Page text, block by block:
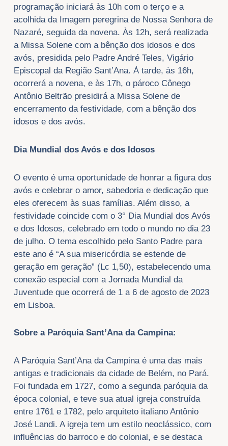
programação iniciará às 10h com o terço e a
acolhida da Imagem peregrina de Nossa Senhora de
Nazaré, seguida da novena. Às 12h, será realizada
a Missa Solene com a bênção dos idosos e dos
avós, presidida pelo Padre André Teles, Vigário
Episcopal da Região Sant’Ana. À tarde, às 16h,
ocorrerá a novena, e às 17h, o pároco Cônego
Antônio Beltrão presidirá a Missa Solene de
encerramento da festividade, com a bênção dos
idosos e dos avós.
Dia Mundial dos Avós e dos Idosos
O evento é uma oportunidade de honrar a figura dos
avós e celebrar o amor, sabedoria e dedicação que
eles oferecem às suas famílias. Além disso, a
festividade coincide com o 3° Dia Mundial dos Avós
e dos Idosos, celebrado em todo o mundo no dia 23
de julho. O tema escolhido pelo Santo Padre para
este ano é “A sua misericórdia se estende de
geração em geração” (Lc 1,50), estabelecendo uma
conexão especial com a Jornada Mundial da
Juventude que ocorrerá de 1 a 6 de agosto de 2023
em Lisboa.
Sobre a Paróquia Sant’Ana da Campina:
A Paróquia Sant’Ana da Campina é uma das mais
antigas e tradicionais da cidade de Belém, no Pará.
Foi fundada em 1727, como a segunda paróquia da
época colonial, e teve sua atual igreja construída
entre 1761 e 1782, pelo arquiteto italiano Antônio
José Landi. A igreja tem um estilo neoclássico, com
influências do barroco e do colonial, e se destaca